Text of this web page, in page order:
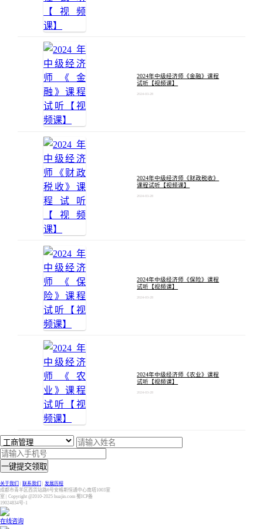
2024年中级经济师《金融》课程
试听【视频课】
2024-03-28
2024年中级经济师《财政税收》
课程试听【视频课】
2024-03-28
2024年中级经济师《保险》课程
试听【视频课】
2024-03-28
2024年中级经济师《农业》课程
试听【视频课】
2024-03-28
一键提交领取
关于我们 联系我们
发展历程
成都市青羊区西货站路6号安格斯恒通中心南塔1003室
室 | Copyright @2010-2025 huajin.com 蜀ICP备
19024834号-1
在线咨询